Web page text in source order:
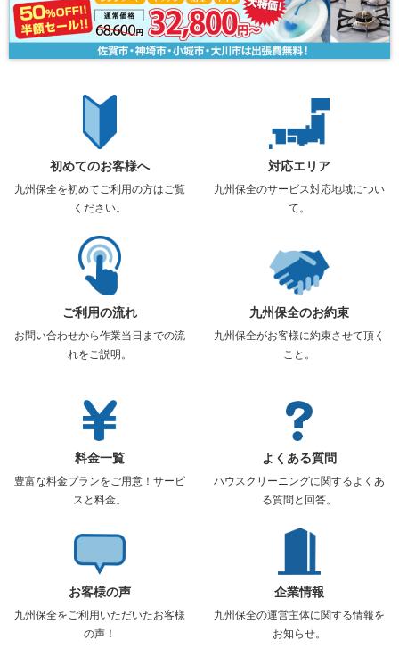
初めてのお客様へ
九州保全を初めてご利用の方はご覧
ください。
対応エリア
九州保全のサービス対応地域につい
て。
ご利用の流れ
お問い合わせから作業当日までの流
れをご説明。
九州保全のお約束
九州保全がお客様に約束させて頂く
こと。
料金一覧
豊富な料金プランをご用意！サービ
スと料金。
よくある質問
ハウスクリーニングに関するよくあ
る質問と回答。
お客様の声
九州保全をご利用いただいたお客様
の声！
企業情報
九州保全の運営主体に関する情報を
お知らせ。